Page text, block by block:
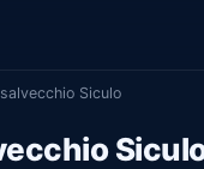
Siculo